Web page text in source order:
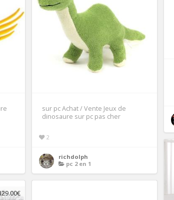
sur pc Achat / Vente Jeux de
dinosaure sur pc pas cher
2
richdolph
pc 2 en 1